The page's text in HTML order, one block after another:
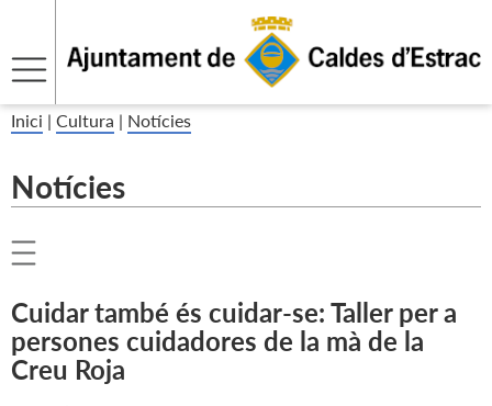
Inici | Cultura | Notícies
Notícies
Cuidar també és cuidar-se: Taller per a
persones cuidadores de la mà de la
Creu Roja